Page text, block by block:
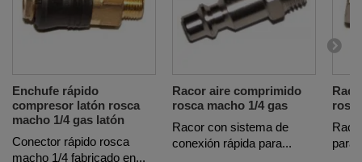
Enchufe rápido
compresor latón rosca
macho 1/4 gas latón
Conector rápido rosca
macho 1/4 fabricado en...
Racor aire comprimido
rosca macho 1/4 gas
Racor con sistema de
conexión rápida para...
para